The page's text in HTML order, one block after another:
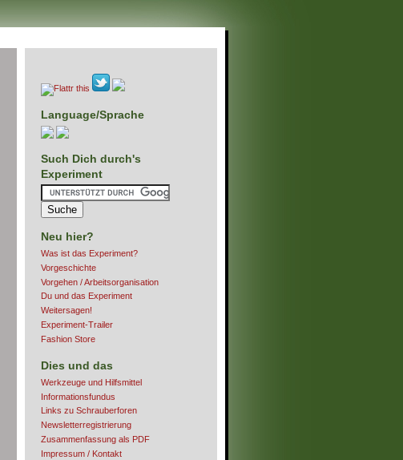
Language/Sprache
Such Dich durch's
Experiment
Neu hier?
Was ist das Experiment?
Vorgeschichte
Vorgehen / Arbeitsorganisation
Du und das Experiment
Weitersagen!
Experiment-Trailer
Fashion Store
Dies und das
Werkzeuge und Hilfsmittel
Informationsfundus
Links zu Schrauberforen
Newsletterregistrierung
Zusammenfassung als PDF
Impressum / Kontakt